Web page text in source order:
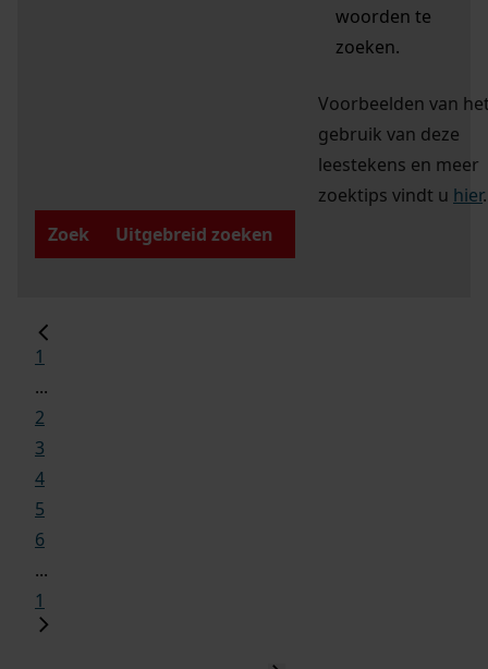
woorden te
zoeken.
Voorbeelden van
gebruik van deze
leestekens en meer
zoektips vindt u hier.
Zoek
Uitgebreid zoeken
1
...
2
3
4
5
6
...
1